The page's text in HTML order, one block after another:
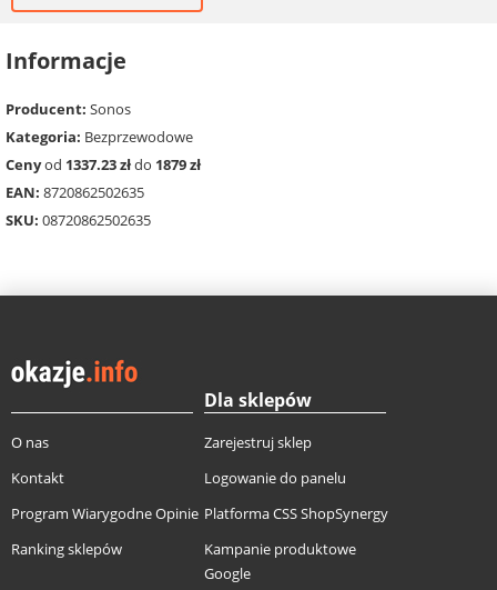
Informacje
Producent: Sonos
Kategoria: Bezprzewodowe
Cenyod 1337.23 złdo 1879 zł
EAN: 8720862502635
SKU: 08720862502635
O nas
Kontakt
Program Wiarygodne Opinie
Ranking sklepów
Dla sklepów
Zarejestruj sklep
Logowanie do panelu
Platforma CSS ShopSynergy
Kampanie produktowe
Google